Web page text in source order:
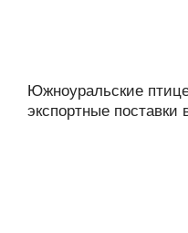
Южноуральские
экспортные поставки